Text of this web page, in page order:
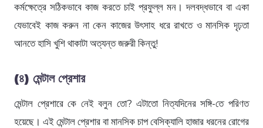
কর্মক্ষেত্রে সঠিকভাবে কাজ করতে চাই প্রফুল্ল মন। দলবদ্ধভাবে বা একা
যেভাবেই কাজ করুন না কেন কাজের উৎসাহ ধরে রাখতে ও মানসিক দৃঢ়তা
আনতে হাসি খুশি থাকাটা অত্যন্ত জরুরী কিন্তু!
(৪) মেন্টাল প্রেশার
মেন্টাল প্রেশারে কে নেই বলুন তো? এটাতো নিত্যদিনের সঙ্গি-তে পরিণত
হয়েছে। এই মেন্টাল প্রেশার বা মানসিক চাপ বেসিক্যালি হাজার ধরনের রোগের